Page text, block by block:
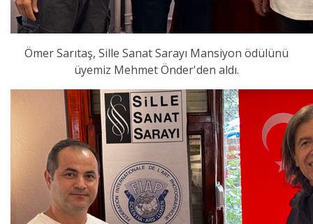
Ömer Sarıtaş, Sille Sanat Sarayı Mansiyon ödülünü
üyemiz Mehmet Önder'den aldı.